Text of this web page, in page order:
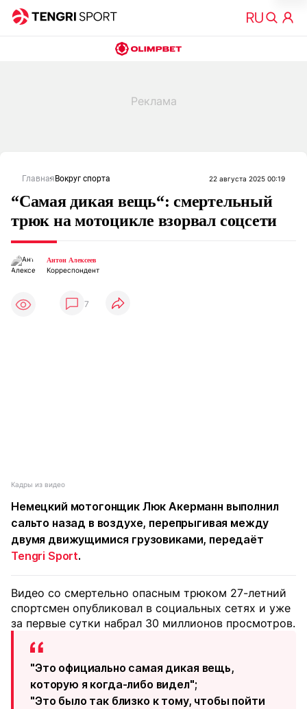
Главная Вокруг спорта 22 августа 2025 00:19
“Самая дикая вещь“: смертельный
трюк на мотоцикле взорвал соцсети
Антон Алексеев
Корреспондент
7
Кадры из видео
Немецкий мотогонщик Люк Акерманн выполнил
сальто назад в воздухе, перепрыгивая между
двумя движущимися грузовиками, передаёт
Tengri Sport.
Видео со смертельно опасным трюком 27-летний
спортсмен опубликовал в социальных сетях и уже
за первые сутки набрал 30 миллионов просмотров.
"Это официально самая дикая вещь,
которую я когда-либо видел";
"Это было так близко к тому, чтобы пойти